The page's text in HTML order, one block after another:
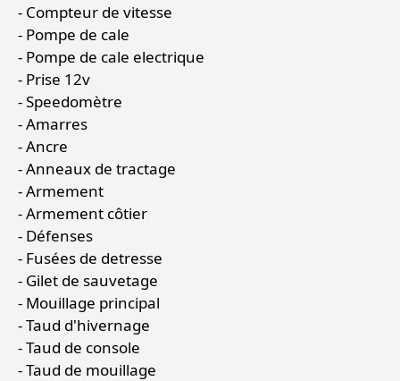
Compteur de vitesse
Pompe de cale
Pompe de cale electrique
Prise 12v
Speedomètre
Amarres
Ancre
Anneaux de tractage
Armement
Armement côtier
Défenses
Fusées de detresse
Gilet de sauvetage
Mouillage principal
Taud d'hivernage
Taud de console
Taud de mouillage